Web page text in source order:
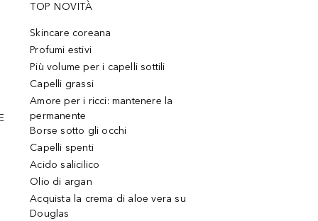
TOP NOVITÀ
Skincare coreana
Profumi estivi
Più volume per i capelli sottili
Capelli grassi
Amore per i ricci: mantenere la
permanente
Borse sotto gli occhi
Capelli spenti
Acido salicilico
Olio di argan
Acquista la crema di aloe vera su
Douglas